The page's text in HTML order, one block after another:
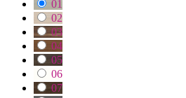
01
02
03
04
05
06
07